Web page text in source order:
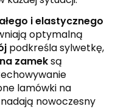
i elastycznego
optymalną
podkreśla sylwetkę,
zameksą
lamówki na
nowoczesny